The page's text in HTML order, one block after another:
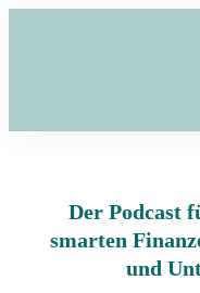
Der Podcast
smarten
und